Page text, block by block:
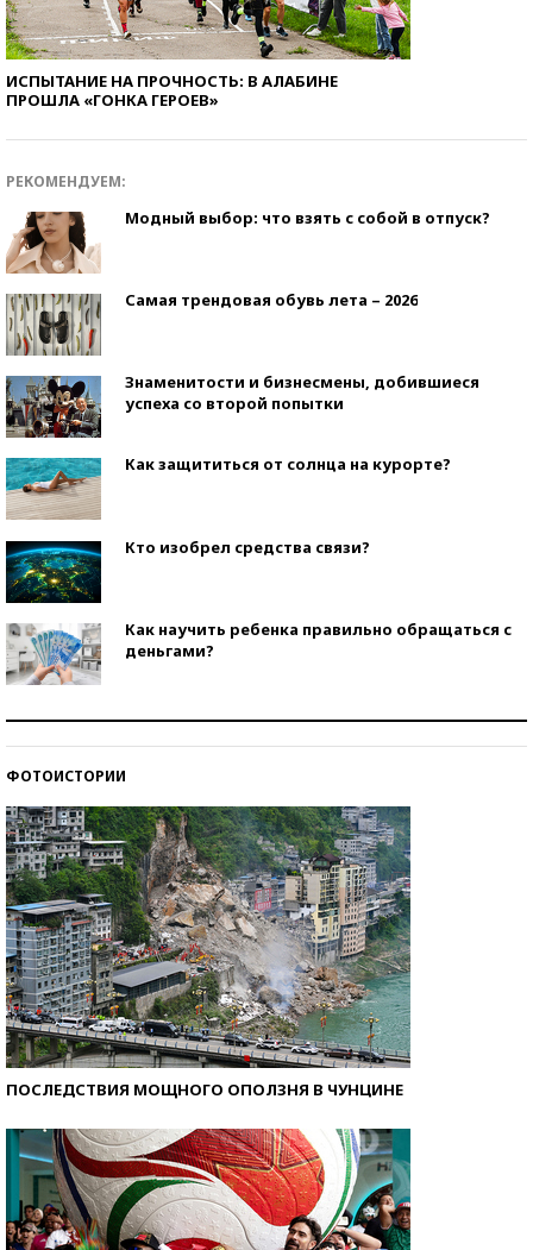
ИСПЫТАНИЕ НА ПРОЧНОСТЬ: В АЛАБИНЕ
ПРОШЛА «ГОНКА ГЕРОЕВ»
РЕКОМЕНДУЕМ:
Модный выбор: что взять с собой в отпуск?
Самая трендовая обувь лета – 2026
Знаменитости и бизнесмены, добившиеся
успеха со второй попытки
Как защититься от солнца на курорте?
Кто изобрел средства связи?
Как научить ребенка правильно обращаться с
деньгами?
ФОТОИСТОРИИ
ПОСЛЕДСТВИЯ МОЩНОГО ОПОЛЗНЯ В ЧУНЦИНЕ